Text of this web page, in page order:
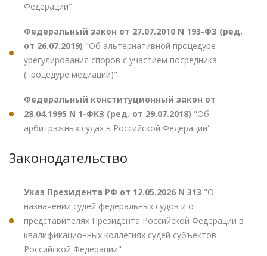
Федерации"
Федеральный закон от 27.07.2010 N 193-ФЗ (ред.
от 26.07.2019) "Об альтернативной процедуре
урегулирования споров с участием посредника
(процедуре медиации)"
Федеральный конституционный закон от
28.04.1995 N 1-ФКЗ (ред. от 29.07.2018) "Об
арбитражных судах в Российской Федерации"
Законодательство
Указ Президента РФ от 12.05.2026 N 313 "О
назначении судей федеральных судов и о
представителях Президента Российской Федерации в
квалификационных коллегиях судей субъектов
Российской Федерации"